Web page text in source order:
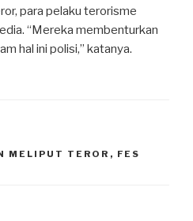
para pelaku terorisme
“Mereka membenturkan
hal ini polisi,” katanya.
MELIPUT TEROR , FES